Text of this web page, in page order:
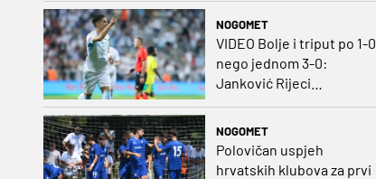
NOGOMET
VIDEO Bolje i triput po 1-0
nego jednom 3-0:
Janković Rijeci
projektilom donio slavlje
protivnika
NOGOMET
Polovičan uspjeh
hrvatskih klubova za prvi